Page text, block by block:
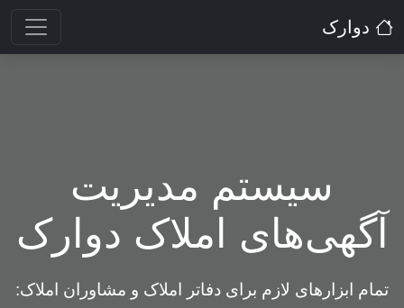
دوارک
سیستم مدیریت
آگهی‌های املاک دوارک
تمام ابزارهای لازم برای دفاتر املاک و مشاوران املاک: